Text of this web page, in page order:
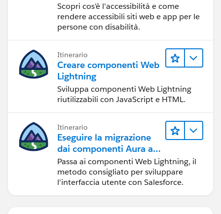
Scopri cos'è l'accessibilità e come
rendere accessibili siti web e app per le
persone con disabilità.
Itinerario
Creare componenti Web
Lightning
Sviluppa componenti Web Lightning
riutilizzabili con JavaScript e HTML.
Itinerario
Eseguire la migrazione
dai componenti Aura ai
componenti Web
Lightning
Passa ai componenti Web Lightning, il
metodo consigliato per sviluppare
l'interfaccia utente con Salesforce.